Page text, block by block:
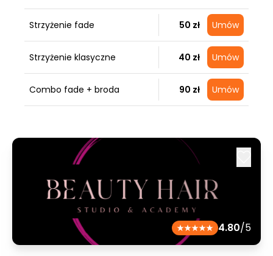
Strzyżenie fade 50 zł Umów
Strzyżenie klasyczne 40 zł Umów
Combo fade + broda 90 zł Umów
4.80/5